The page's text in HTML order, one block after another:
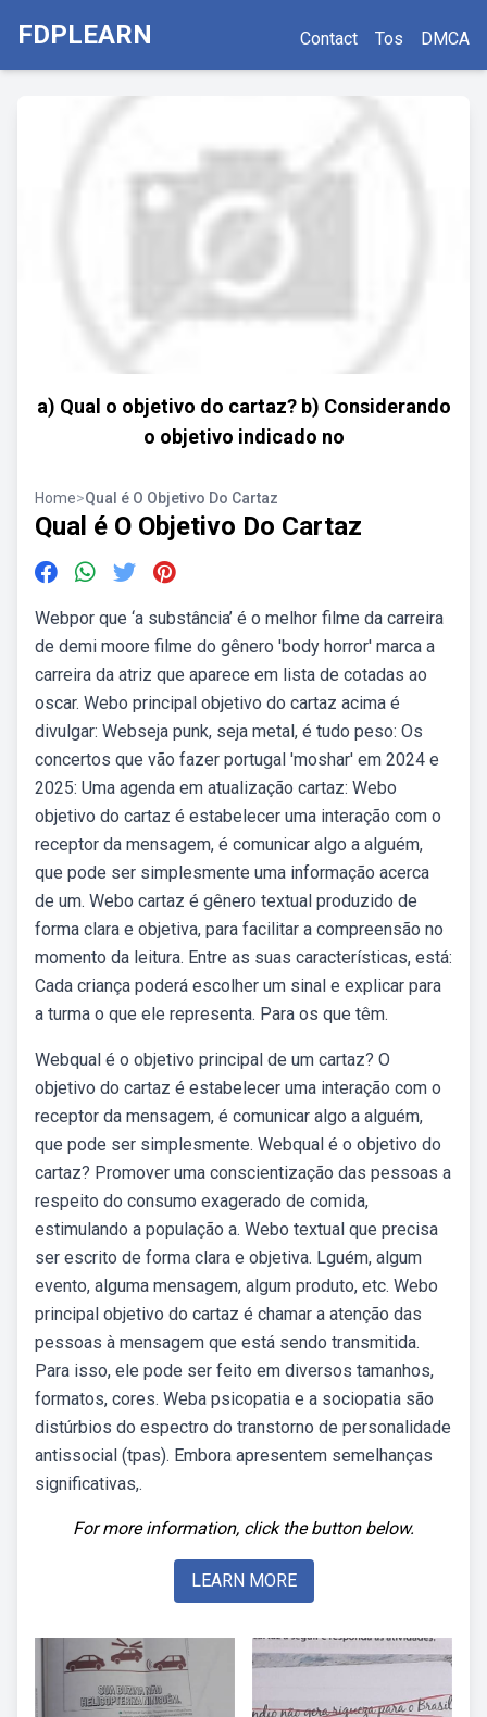
FDPLEARN Contact Tos DMCA
a) Qual o objetivo do cartaz? b) Considerando
o objetivo indicado no
Home>Qual é O Objetivo Do Cartaz
Qual é O Objetivo Do Cartaz
Webpor que ‘a substância’ é o melhor filme da carreira
de demi moore filme do gênero 'body horror' marca a
carreira da atriz que aparece em lista de cotadas ao
oscar. Webo principal objetivo do cartaz acima é
divulgar: Webseja punk, seja metal, é tudo peso: Os
concertos que vão fazer portugal 'moshar' em 2024 e
2025: Uma agenda em atualização cartaz: Webo
objetivo do cartaz é estabelecer uma interação com o
receptor da mensagem, é comunicar algo a alguém,
que pode ser simplesmente uma informação acerca
de um. Webo cartaz é gênero textual produzido de
forma clara e objetiva, para facilitar a compreensão no
momento da leitura. Entre as suas características, está:
Cada criança poderá escolher um sinal e explicar para
a turma o que ele representa. Para os que têm.
Webqual é o objetivo principal de um cartaz? O
objetivo do cartaz é estabelecer uma interação com o
receptor da mensagem, é comunicar algo a alguém,
que pode ser simplesmente. Webqual é o objetivo do
cartaz? Promover uma conscientização das pessoas a
respeito do consumo exagerado de comida,
estimulando a população a. Webo textual que precisa
ser escrito de forma clara e objetiva. Lguém, algum
evento, alguma mensagem, algum produto, etc. Webo
principal objetivo do cartaz é chamar a atenção das
pessoas à mensagem que está sendo transmitida.
Para isso, ele pode ser feito em diversos tamanhos,
formatos, cores. Weba psicopatia e a sociopatia são
distúrbios do espectro do transtorno de personalidade
antissocial (tpas). Embora apresentem semelhanças
significativas,.
For more information, click the button below.
LEARN MORE